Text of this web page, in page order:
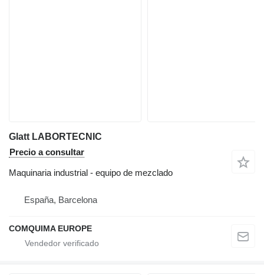
Glatt LABORTECNIC
Precio a consultar
Maquinaria industrial - equipo de mezclado
España, Barcelona
COMQUIMA EUROPE